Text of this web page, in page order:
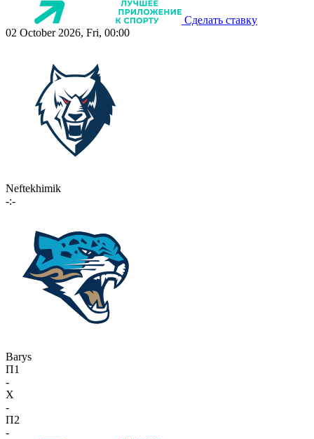
Сделать ставку
02 October 2026, Fri, 00:00
Neftekhimik
-:-
Barys
П1
-
X
-
П2
-